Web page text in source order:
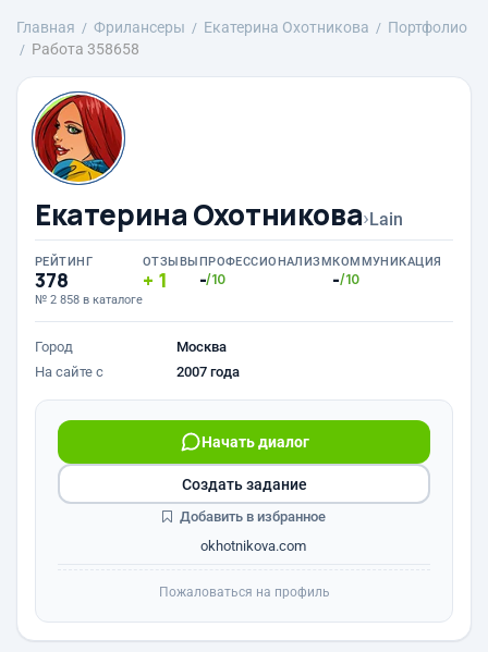
Главная Фрилансеры Екатерина Охотникова
Портфолио
Работа 358658
Екатерина Охотникова›Lain
РЕЙТИНГ
378
№ 2 858 в каталоге
ОТЗЫВЫ
1
ПРОФЕССИОНАЛИЗМ
-/10
КОММУНИКАЦИЯ
-/10
Город
Москва
На сайте с
2007 года
Начать диалог
okhotnikova.com
Создать задание
Добавить в избранное
Пожаловаться на профиль